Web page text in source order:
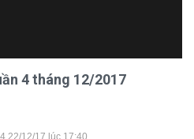
4 tháng 12/2017
22/12/17 lúc 17:40